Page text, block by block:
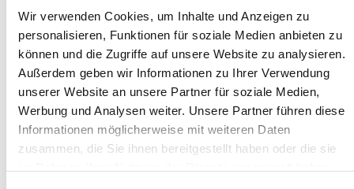
Wir verwenden Cookies, um Inhalte und Anzeigen zu
personalisieren, Funktionen für soziale Medien anbieten zu
können und die Zugriffe auf unsere Website zu analysieren.
Außerdem geben wir Informationen zu Ihrer Verwendung
unserer Website an unsere Partner für soziale Medien,
Werbung und Analysen weiter. Unsere Partner führen diese
Informationen möglicherweise mit weiteren Daten
zusammen, die Sie ihnen bereitgestellt haben oder die sie
Recht auf Einschränkung
der Verarbeitung
Sie haben das Recht, die Einschränkung der
Verarbeitung Ihrer personenbezogenen Daten zu
verlangen. Hierzu können Sie sich jederzeit unter
der im Impressum angegebenen Adresse an uns
wenden. Das Recht auf Einschränkung der
Verarbeitung besteht in folgenden Fällen: